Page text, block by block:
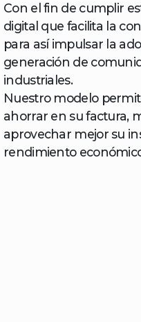
Con el fin de cumplir
digital que facilita la
para así impulsar la
generación de
industriales.
Nuestro modelo
ahorrar en su factura,
aprovechar mejor su
rendimiento